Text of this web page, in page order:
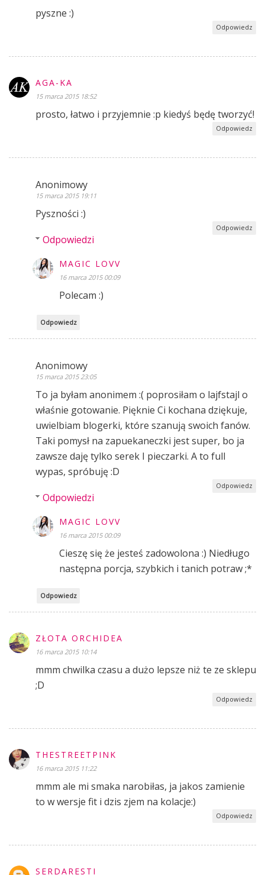
pyszne :)
Odpowiedz
AGA-KA
15 marca 2015 18:52
prosto, łatwo i przyjemnie :p kiedyś będę tworzyć!
Odpowiedz
Anonimowy
15 marca 2015 19:11
Pyszności :)
Odpowiedz
Odpowiedzi
MAGIC LOVV
16 marca 2015 00:09
Polecam :)
Odpowiedz
Anonimowy
15 marca 2015 23:05
To ja byłam anonimem :( poprosiłam o lajfstajl o
właśnie gotowanie. Pięknie Ci kochana dziękuje,
uwielbiam blogerki, które szanują swoich fanów.
Taki pomysł na zapuekaneczki jest super, bo ja
zawsze daję tylko serek I pieczarki. A to full
wypas, spróbuję :D
Odpowiedz
Odpowiedzi
MAGIC LOVV
16 marca 2015 00:09
Cieszę się że jesteś zadowolona :) Niedługo
następna porcja, szybkich i tanich potraw ;*
Odpowiedz
ZŁOTA ORCHIDEA
16 marca 2015 10:14
mmm chwilka czasu a dużo lepsze niż te ze sklepu
;D
Odpowiedz
THESTREETPINK
16 marca 2015 11:22
mmm ale mi smaka narobiłas, ja jakos zamienie
to w wersje fit i dzis zjem na kolacje:)
Odpowiedz
SERDARESTI